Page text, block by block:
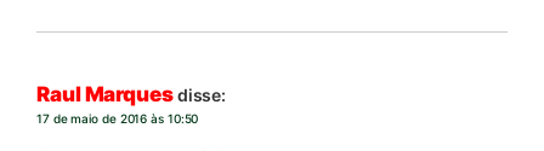
Raul Marquesdisse:
17 de maio de 2016 às 10:50